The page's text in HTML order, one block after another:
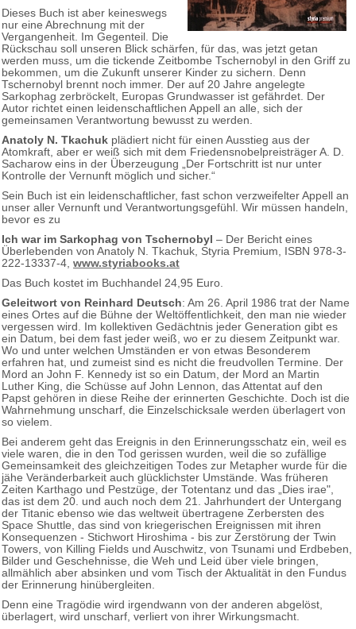
Dieses Buch ist aber keineswegs
nur eine Abrechnung mit der
Vergangenheit. Im Gegenteil. Die
Rückschau soll unseren Blick schärfen, für das, was jetzt getan
werden muss, um die tickende Zeitbombe Tschernobyl in den Griff zu
bekommen, um die Zukunft unserer Kinder zu sichern. Denn
Tschernobyl brennt noch immer. Der auf 20 Jahre angelegte
Sarkophag zerbröckelt, Europas Grundwasser ist gefährdet. Der
Autor richtet einen leidenschaftlichen Appell an alle, sich der
gemeinsamen Verantwortung bewusst zu werden.
Anatoly N. Tkachuk plädiert nicht für einen Ausstieg aus der
Atomkraft, aber er weiß sich mit dem Friedensnobelpreisträger A. D.
Sacharow eins in der Überzeugung „Der Fortschritt ist nur unter
Kontrolle der Vernunft möglich und sicher.“
Sein Buch ist ein leidenschaftlicher, fast schon verzweifelter Appell an
unser aller Vernunft und Verantwortungsgefühl. Wir müssen handeln,
bevor es zu
Ich war im Sarkophag von Tschernobyl – Der Bericht eines
Überlebenden von Anatoly N. Tkachuk, Styria Premium, ISBN 978-3-
222-13337-4, www.styriabooks.at
Das Buch kostet im Buchhandel 24,95 Euro.
Geleitwort von Reinhard Deutsch: Am 26. April 1986 trat der Name
eines Ortes auf die Bühne der Weltöffentlichkeit, den man nie wieder
vergessen wird. Im kollektiven Gedächtnis jeder Generation gibt es
ein Datum, bei dem fast jeder weiß, wo er zu diesem Zeitpunkt war.
Wo und unter welchen Umständen er von etwas Besonderem
erfahren hat, und zumeist sind es nicht die freudvollen Termine. Der
Mord an John F. Kennedy ist so ein Datum, der Mord an Martin
Luther King, die Schüsse auf John Lennon, das Attentat auf den
Papst gehören in diese Reihe der erinnerten Geschichte. Doch ist die
Wahrnehmung unscharf, die Einzelschicksale werden überlagert von
so vielem.
Bei anderem geht das Ereignis in den Erinnerungsschatz ein, weil es
viele waren, die in den Tod gerissen wurden, weil die so zufällige
Gemeinsamkeit des gleichzeitigen Todes zur Metapher wurde für die
jähe Veränderbarkeit auch glücklichster Umstände. Was früheren
Zeiten Karthago und Pestzüge, der Totentanz und das „Dies irae",
das ist dem 20. und auch noch dem 21. Jahrhundert der Untergang
der Titanic ebenso wie das weltweit übertragene Zerbersten des
Space Shuttle, das sind von kriegerischen Ereignissen mit ihren
Konsequenzen - Stichwort Hiroshima - bis zur Zerstörung der Twin
Towers, von Killing Fields und Auschwitz, von Tsunami und Erdbeben,
Bilder und Geschehnisse, die Weh und Leid über viele bringen,
allmählich aber absinken und vom Tisch der Aktualität in den Fundus
der Erinnerung hinübergleiten.
Denn eine Tragödie wird irgendwann von der anderen abgelöst,
überlagert, wird unscharf, verliert von ihrer Wirkungsmacht.